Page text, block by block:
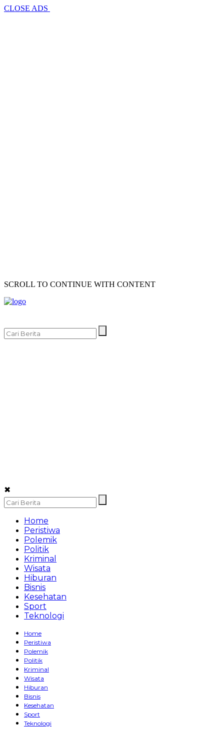
CLOSE ADS
SCROLL TO CONTINUE WITH CONTENT
✖
Home
Peristiwa
Polemik
Politik
Kriminal
Wisata
Hiburan
Bisnis
Kesehatan
Sport
Teknologi
Home
Peristiwa
Polemik
Politik
Kriminal
Wisata
Hiburan
Bisnis
Kesehatan
Sport
Teknologi